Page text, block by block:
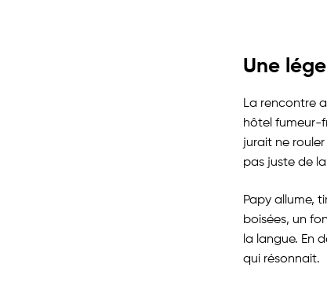
Une
La rencontre
hôtel fumeur-
jurait ne rouler
pas juste de
Papy allume,
boisées, un
la langue. En
qui résonnait.